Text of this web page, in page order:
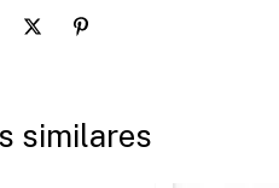
similares